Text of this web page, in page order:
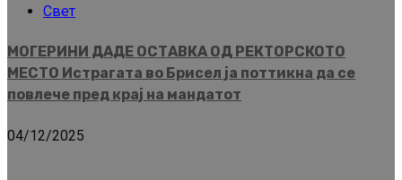
Свет
МОГЕРИНИ ДАДЕ ОСТАВКА ОД РЕКТОРСКОТО
МЕСТО Истрагата во Брисел ја поттикна да се
повлече пред крај на мандатот
04/12/2025